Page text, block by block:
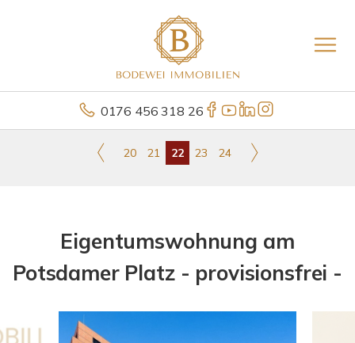
0176 456 318 26
20 21 22 23 24
Eigentumswohnung am
Potsdamer Platz - provisionsfrei -